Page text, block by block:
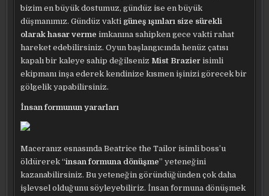
bizim en büyük dostumuz, gündüz ise en büyük
düşmanımız. Gündüz vakti güneş ışınları size sürekli
olarak hasar verme imkanına sahipken gece vakti rahat
hareket edebilirsiniz. Oyun başlangıcında henüz çatısı
kapalı bir kaleye sahip değilseniz Mist Brazier isimli
ekipmanı inşa ederek kendinize kısmen işinizi görecek bir
gölgelik yapabilirsiniz.
İnsan formunun yararları
Maceranız esnasında Beatrice the Tailor isimli boss’u
öldürerek “insan formuna dönüşme” yeteneğini
kazanabilirsiniz. Bu yeteneğin göründüğünden çok daha
işlevsel olduğunu söyleyebiliriz. İnsan formuna dönüşmek